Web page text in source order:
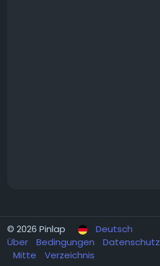
© 2026 Pinlap
Deutsch
Über
Bedingungen Datenschutz
Mitte
Verzeichnis